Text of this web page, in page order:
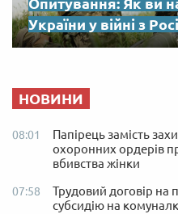
Опитування: Як ви
України у війні з
НОВИНИ
08:01
Папірець замість
охоронних ордерів
вбивства жінки
07:58
Трудовий договір на
субсидію на